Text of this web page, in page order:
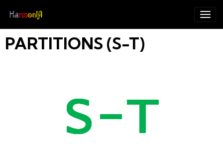
PARTITIONS (S-T)